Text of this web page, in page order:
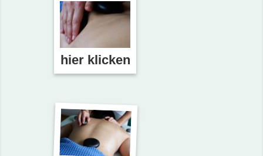
hier klicken